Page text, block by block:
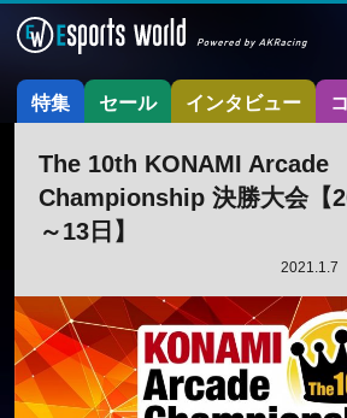
特集 セール インタビュー
The 10th KONAMI Arcade
Championship 決勝大会【
～13日】
2021.1.7